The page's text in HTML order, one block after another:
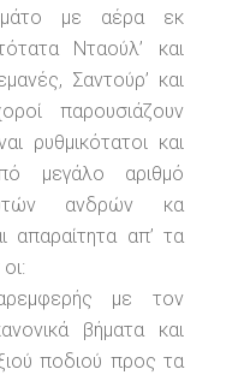
με αέρα εκ
Νταούλ’ και
Σαντούρ’ και
παρουσιάζουν
ρυθμικότατοι και
μεγάλο αριθμό
ανδρών κα
απαραίτητα απ’ τα
με τον
βήματα και
ποδιού προς τα